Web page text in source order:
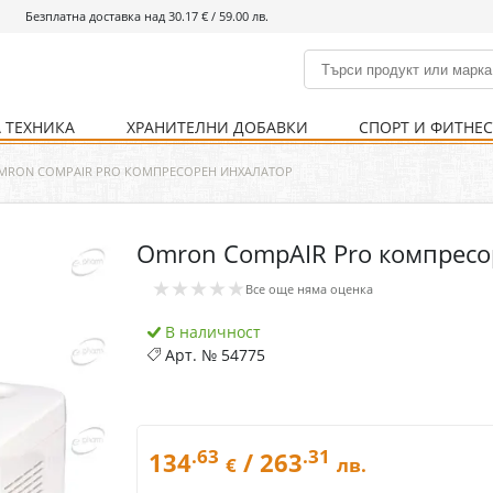
Безплатна доставка над 30.17 € / 59.00 лв.
% Хранителни добавки % Спорт и фитнес
Болно гърло Ваксини
Кости и стави Нервна система
Храносмилателна
Хомеопатия
Инхалатори Термометри
ХРАНИТЕЛНИ ДОБАВКИ
Кости и стави Нервна система
СПОРТ И ФИТНЕС
Храни и напитки Уреди и аксесоари
Детска козметика Козметика за мъже
Уреди Хранене
Хигиена на тялото Предпазни стредства
COMPAIR PRO КОМПРЕСОРЕН ИНХАЛАТОР
Omron CompAIR Pro
★★★★★ Все още няма оценка
В наличност
Арт. № 54775
134.63 € / 263.31 лв.